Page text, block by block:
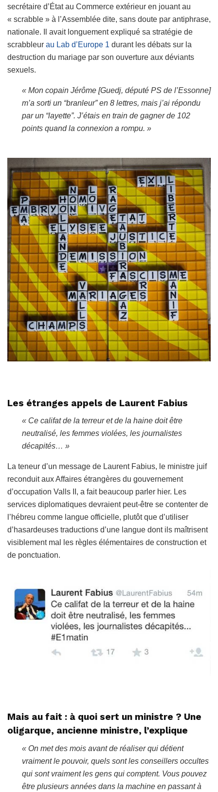
secrétaire d’État au Commerce extérieur en jouant au
« scrabble » à l’Assemblée dite, sans doute par antiphrase,
nationale. Il avait longuement expliqué sa stratégie de
scrabbleur au Lab d’Europe 1 durant les débats sur la
destruction du mariage par son ouverture aux déviants
sexuels.
« Mon copain Jérôme [Guedj, député PS de l’Essonne]
m’a sorti un “branleur” en 8 lettres, mais j’ai répondu
par un “layette”. J’étais en train de gagner de 102
points quand la connexion a rompu. »
Les étranges appels de Laurent Fabius
« Ce califat de la terreur et de la haine doit être
neutralisé, les femmes violées, les journalistes
décapités… »
La teneur d’un message de Laurent Fabius, le ministre juif
reconduit aux Affaires étrangères du gouvernement
d’occupation Valls II, a fait beaucoup parler hier. Les
services diplomatiques devraient peut-être se contenter de
l’hébreu comme langue officielle, plutôt que d’utiliser
d’hasardeuses traductions d’une langue dont ils maîtrisent
visiblement mal les règles élémentaires de construction et
de ponctuation.
Mais au fait : à quoi sert un ministre ? Une
oligarque, ancienne ministre, l’explique
« On met des mois avant de réaliser qui détient
vraiment le pouvoir, quels sont les conseillers occultes
qui sont vraiment les gens qui comptent. Vous pouvez
être plusieurs années dans la machine en passant à